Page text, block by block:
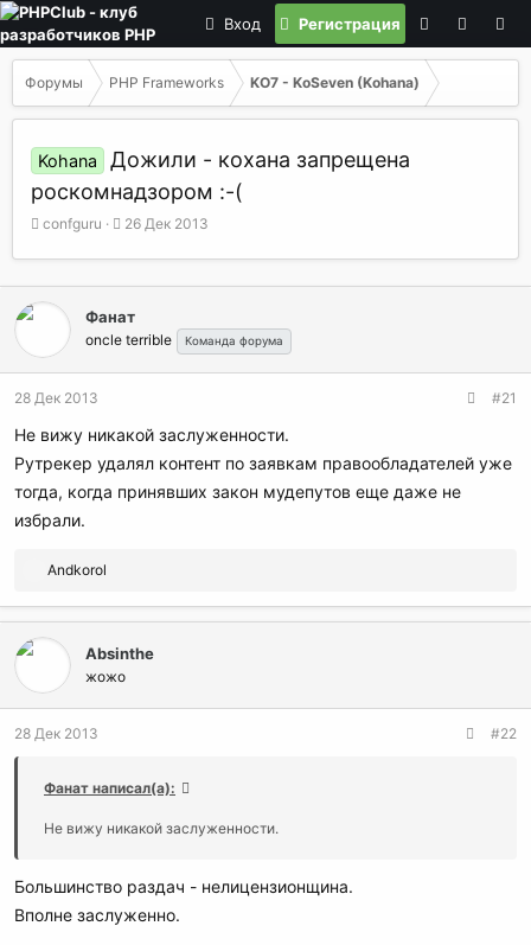
Вход Регистрация
Форумы PHP Frameworks KO7 - KoSeven (Kohana)
Kohana
Дожили - кохана запрещена
роскомнадзором :-(
А
т
о
р
м
ы
confguru
Д
т
а
ч
а
26 Дек 2013
Фанат
oncle terrible Команда форума
28 Дек 2013 #21
Не вижу никакой заслуженности.
Рутрекер удалял контент по заявкам правообладателей уже
тогда, когда принявших закон мудепутов еще даже не
избрали.
Р
а
и
Andkorol
Absinthe
жожо
28 Дек 2013 #22
Фанат написал(а):
Не вижу никакой заслуженности.
Большинство раздач - нелицензионщина.
Вполне заслуженно.